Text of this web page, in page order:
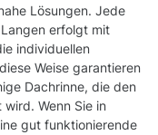
Lösungen. Jede
erfolgt mit
individuellen
Weise garantieren
Dachrinne, die den
Wenn Sie in
gut funktionierende